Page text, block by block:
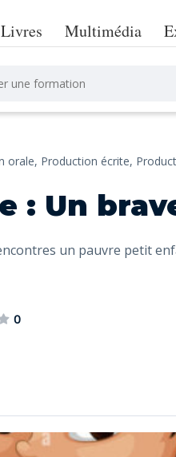
Livres Multimédia
orale, Production écrite,
: Un
un pauvre petit
0